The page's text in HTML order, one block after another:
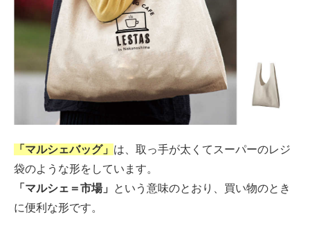
「マルシェバッグ」 は、取っ手が太くてスーパーのレジ
袋のような形をしています。
「マルシェ＝市場」
という意味のとおり、買い物のとき
に便利な形です。